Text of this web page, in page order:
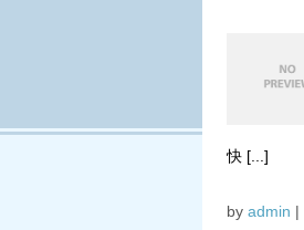
快 [...]
by admin |